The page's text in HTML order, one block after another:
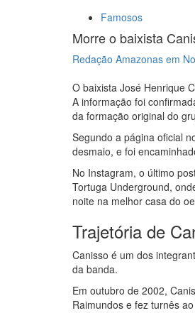
Famosos
Morre o baixista
Redação Amazonas em
O baixista José Henrique
A informação foi
da formação original do
Segundo a página oficial
desmaio, e foi
No Instagram, o último
Tortuga Underground,
noite na melhor casa do
Trajetória de
Canisso é um dos
da banda.
Em outubro de 2002,
Raimundos e fez turnês